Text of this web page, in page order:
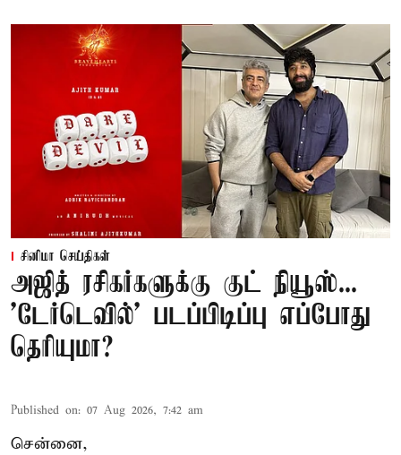
சினிமா செய்திகள்
அஜித் ரசிகர்களுக்கு குட் நியூஸ்...
'டேர்டெவில்' படப்பிடிப்பு எப்போது
தெரியுமா?
Published on: 07 Aug 2026, 7:42 am
சென்னை,